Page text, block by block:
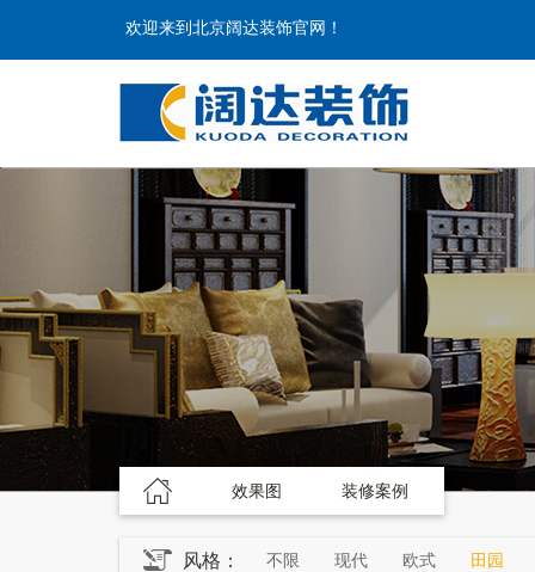
欢迎来到北京阔达装饰官网！
效果图 装修案例
风格： 不限 现代 欧式 田园